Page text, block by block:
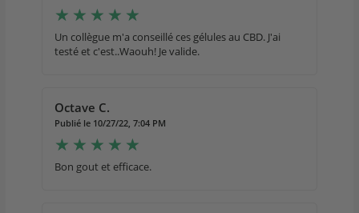
Un collègue m'a conseillé ces gélules au CBD. J'ai
testé et c'est..Waouh! Je valide.
Octave C.
Publié le 10/27/22, 7:04 PM
Bon gout et efficace.